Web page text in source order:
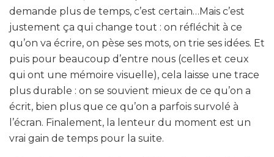
demande plus de temps, c’est certain…Mais c’est
justement ça qui change tout : on réfléchit à ce
qu’on va écrire, on pèse ses mots, on trie ses idées. Et
puis pour beaucoup d’entre nous (celles et ceux
qui ont une mémoire visuelle), cela laisse une trace
plus durable : on se souvient mieux de ce qu’on a
écrit, bien plus que ce qu’on a parfois survolé à
l’écran. Finalement, la lenteur du moment est un
vrai gain de temps pour la suite.